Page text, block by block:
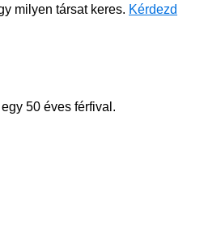
milyen társat keres. Kérdezd
50 éves férfival.